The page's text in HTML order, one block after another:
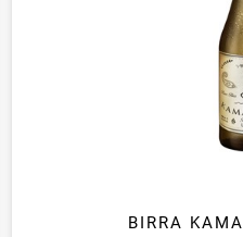
BIRRA